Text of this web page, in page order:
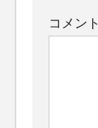
コメント